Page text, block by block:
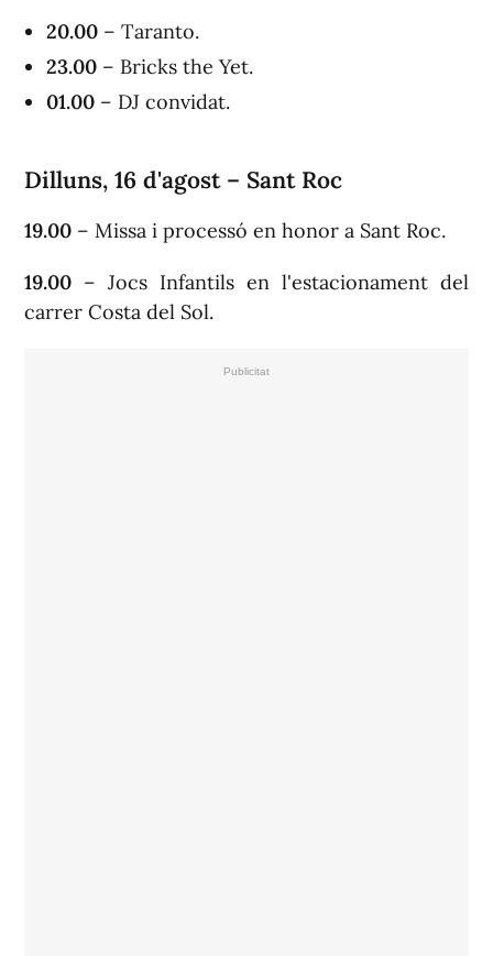
20.00 – Taranto.
23.00 – Bricks the Yet.
01.00 – DJ convidat.
Dilluns, 16 d'agost – Sant Roc
19.00 – Missa i processó en honor a Sant Roc.
19.00 – Jocs Infantils en l'estacionament del
carrer Costa del Sol.